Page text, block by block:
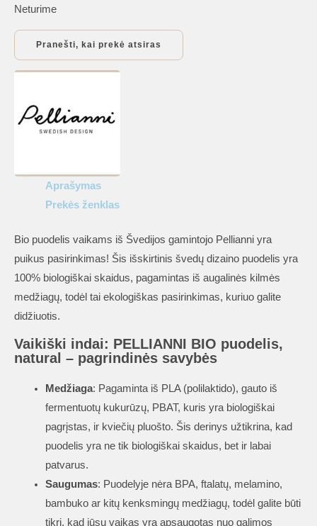
Neturime
Aprašymas
Prekės ženklas
Bio puodelis vaikams iš Švedijos gamintojo Pellianni yra
puikus pasirinkimas! Šis išskirtinis švedų dizaino puodelis yra
100% biologiškai skaidus, pagamintas iš augalinės kilmės
medžiagų, todėl tai ekologiškas pasirinkimas, kuriuo galite
didžiuotis.
Vaikiški indai: PELLIANNI BIO puodelis,
natural – pagrindinės savybės
Medžiaga: Pagaminta iš PLA (polilaktido), gauto iš
fermentuotų kukurūzų, PBAT, kuris yra biologiškai
pagrįstas, ir kviečių pluošto. Šis derinys užtikrina, kad
puodelis yra ne tik biologiškai skaidus, bet ir labai
patvarus.
Saugumas: Puodelyje nėra BPA, ftalatų, melamino,
bambuko ar kitų kenksmingų medžiagų, todėl galite būti
tikri, kad jūsų vaikas yra apsaugotas nuo galimos